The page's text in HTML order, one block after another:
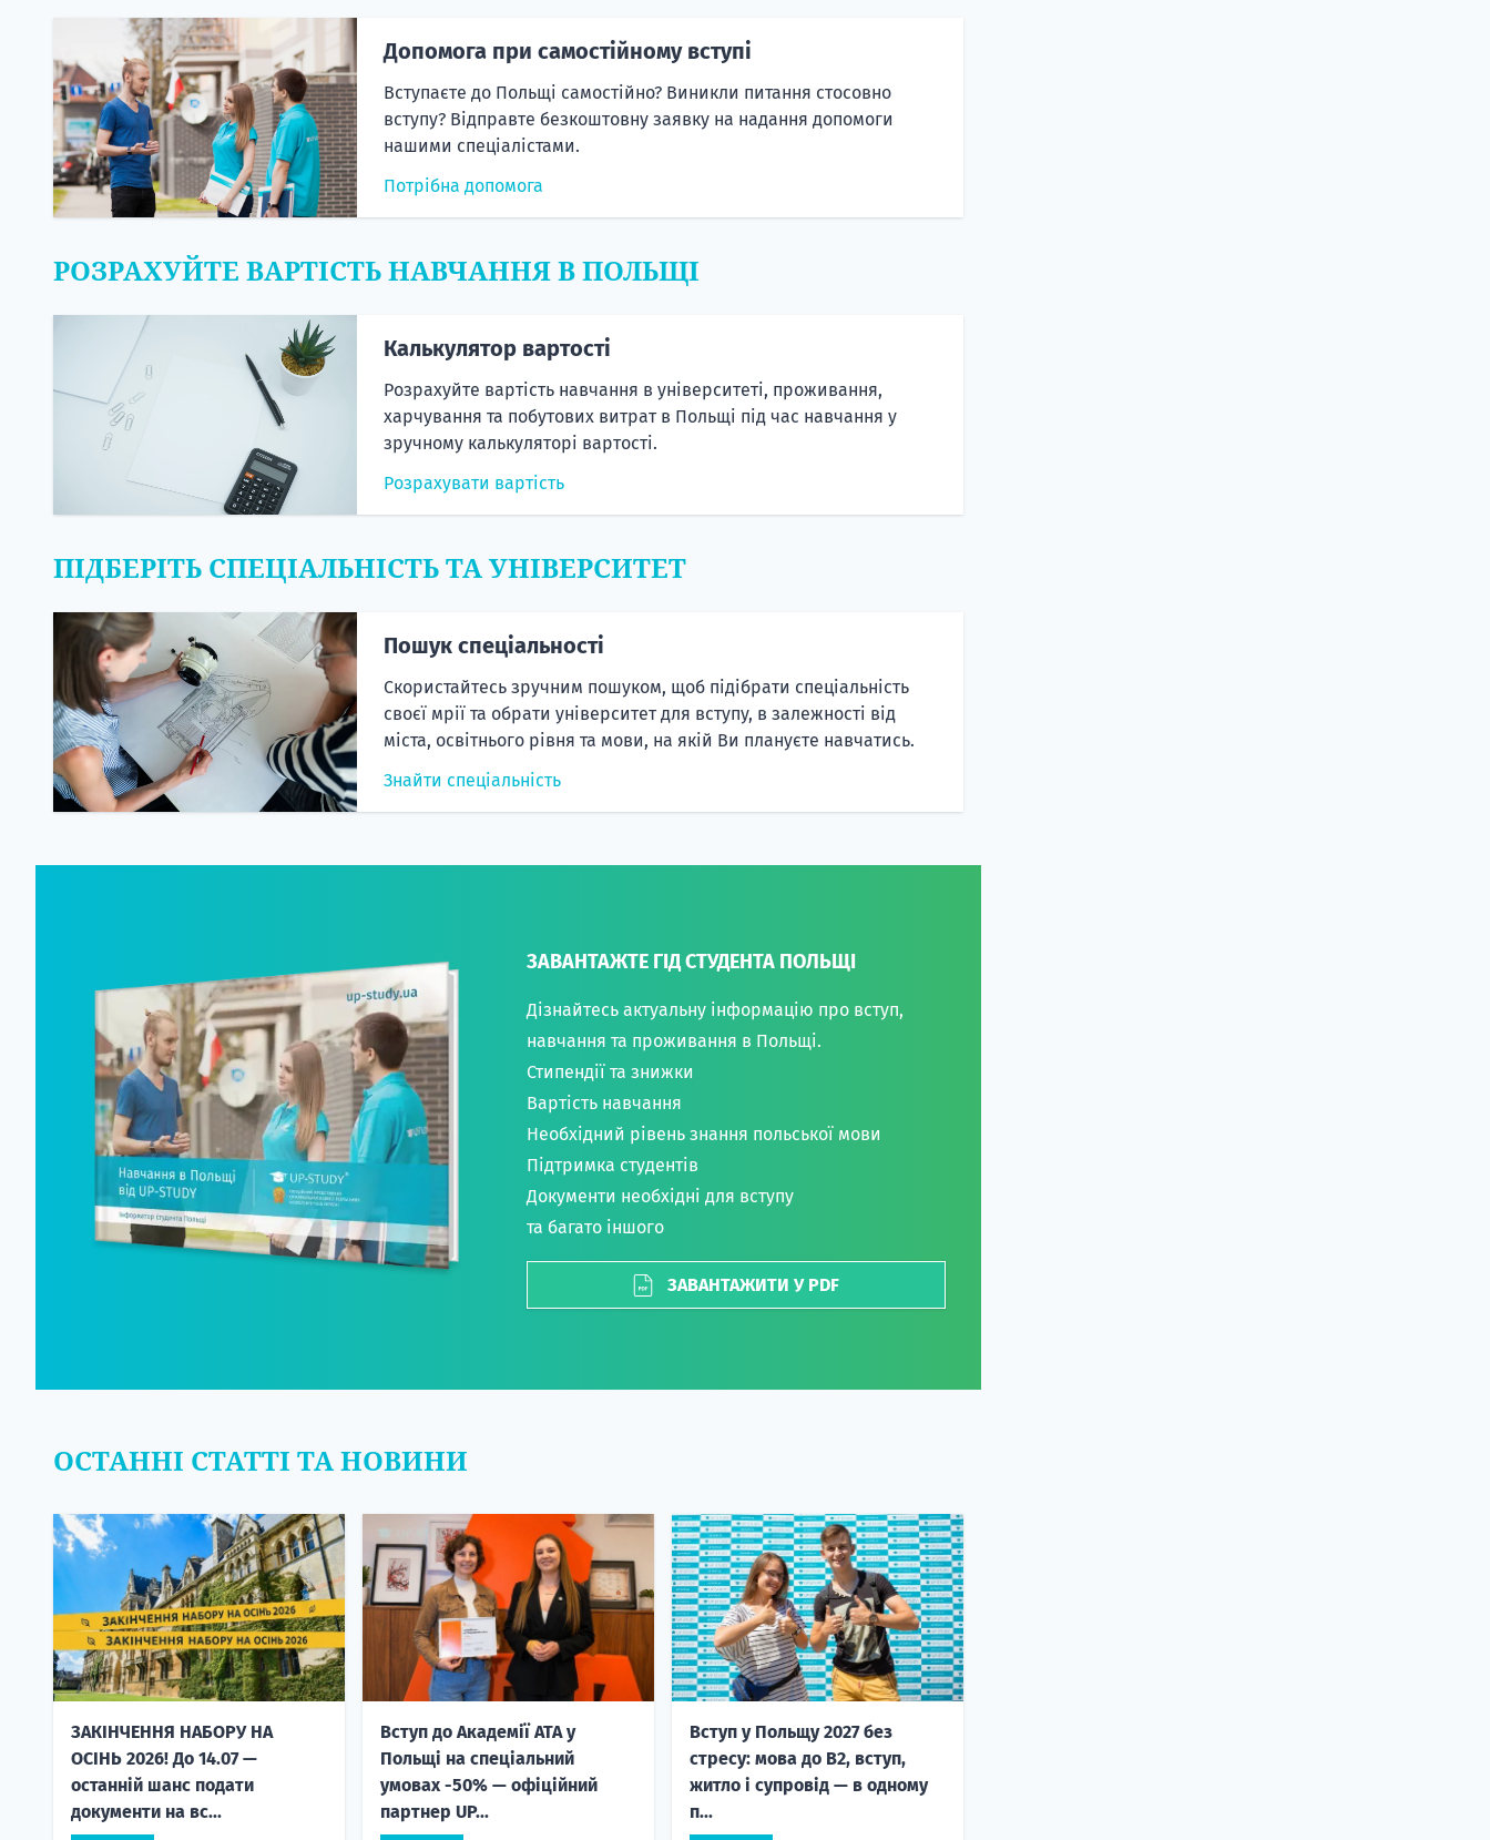
Допомога при самостійному вступі
Вступаєте до Польщі самостійно? Виникли питання стосовно
вступу? Відправте безкоштовну заявку на надання допомоги
нашими спеціалістами.
Потрібна допомога
РОЗРАХУЙТЕ ВАРТІСТЬ НАВЧАННЯ В ПОЛЬЩІ
Калькулятор вартості
Розрахуйте вартість навчання в університеті, проживання,
харчування та побутових витрат в Польщі під час навчання у
зручному калькуляторі вартості.
Розрахувати вартість
ПІДБЕРІТЬ СПЕЦІАЛЬНІСТЬ ТА УНІВЕРСИТЕТ
Пошук спеціальності
Скористайтесь зручним пошуком, щоб підібрати спеціальність
своєї мрії та обрати університет для вступу, в залежності від
міста, освітнього рівня та мови, на якій Ви плануєте навчатись.
Знайти спеціальність
ЗАВАНТАЖТЕ ГІД СТУДЕНТА ПОЛЬЩІ
Дізнайтесь актуальну інформацію про вступ,
навчання та проживання в Польщі.
Стипендії та знижки
Вартість навчання
Необхідний рівень знання польської мови
Підтримка студентів
Документи необхідні для вступу
та багато іншого
ЗАВАНТАЖИТИ У PDF
ОСТАННІ СТАТТІ ТА НОВИНИ
ЗАКІНЧЕННЯ НАБОРУ НА
ОСІНЬ 2026! До 14.07 —
останній шанс подати
документи на вс...
Вступ до Академії ATA у
Польщі на спеціальний
умовах -50% — офіційний
партнер UP...
Вступ у Польщу 2027 без
стресу: мова до B2, вступ,
житло і супровід — в одному
п...